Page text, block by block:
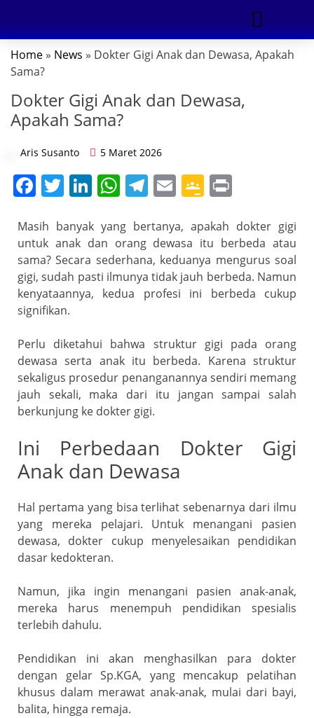
Home » News » Dokter Gigi Anak dan Dewasa, Apakah
Sama?
Dokter Gigi Anak dan Dewasa,
Apakah Sama?
Aris Susanto 5 Maret 2026
F
c
e
b
o
o
k
T
itt
er
Li
k
e
dI
n
W
at
s
A
p
T
e
gr
a
m
E
ai
l
G
o
gl
e
Cl
ss
ro
o
t
Masih banyak yang bertanya, apakah dokter gigi
untuk anak dan orang dewasa itu berbeda atau
sama? Secara sederhana, keduanya mengurus soal
gigi, sudah pasti ilmunya tidak jauh berbeda. Namun
kenyataannya, kedua profesi ini berbeda cukup
signifikan.
Perlu diketahui bahwa struktur gigi pada orang
dewasa serta anak itu berbeda. Karena struktur
sekaligus prosedur penanganannya sendiri memang
jauh sekali, maka dari itu jangan sampai salah
berkunjung ke dokter gigi.
Ini Perbedaan Dokter Gigi
Anak dan Dewasa
Hal pertama yang bisa terlihat sebenarnya dari ilmu
yang mereka pelajari. Untuk menangani pasien
dewasa, dokter cukup menyelesaikan pendidikan
dasar kedokteran.
Namun, jika ingin menangani pasien anak-anak,
mereka harus menempuh pendidikan spesialis
terlebih dahulu.
Pendidikan ini akan menghasilkan para dokter
dengan gelar Sp.KGA, yang mencakup pelatihan
khusus dalam merawat anak-anak, mulai dari bayi,
balita, hingga remaja.